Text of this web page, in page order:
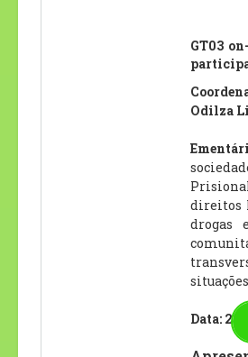
GT03
Odilza
direitos
drogas
situações
Data: